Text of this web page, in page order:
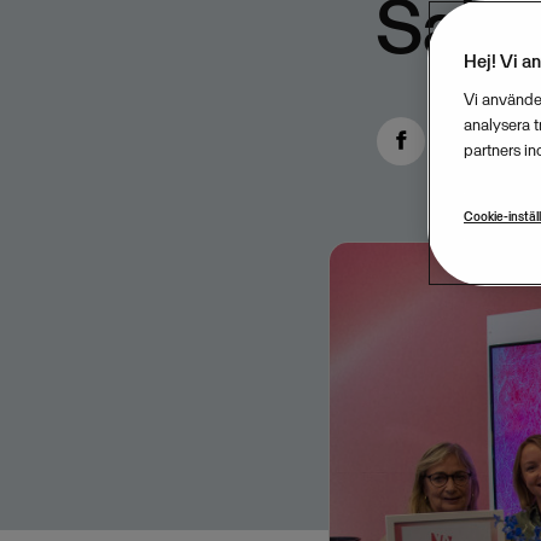
Hej! Vi
Vi
analysera
partners
Cookie-